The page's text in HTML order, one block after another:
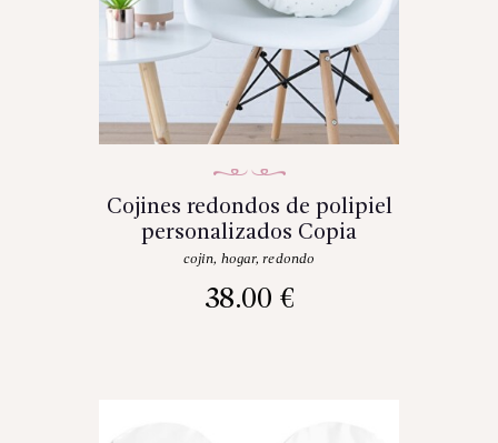
Cojines redondos de polipiel
personalizados Copia
cojin, hogar,redondo
38.00 €